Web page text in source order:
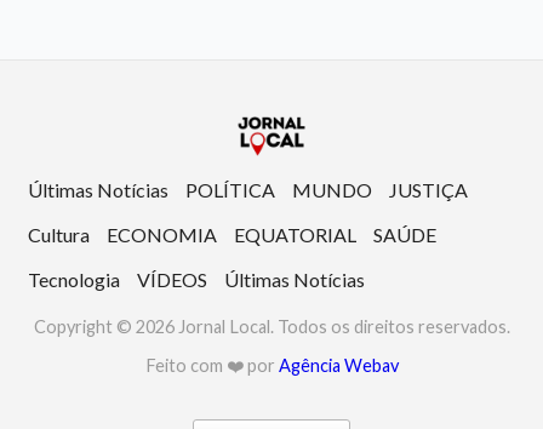
Últimas Notícias POLÍTICA MUNDO
JUSTIÇA
Cultura
ECONOMIA EQUATORIAL
SAÚDE
Tecnologia
VÍDEOS Últimas Notícias
Copyright © 2026 Jornal Local. Todos os direitos reservados.
Feito com ❤️ por Agência Webav